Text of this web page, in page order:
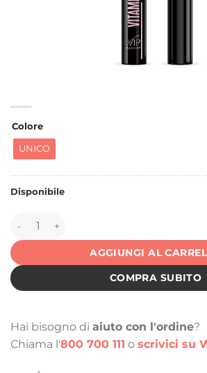
Colore
UNICO
Disponibile
151154 quantità
AGGIUNGI AL
COMPRA SUBITO
Hai bisogno di aiuto con l'ordine?
Chiama l'800 700 111 o scrivici su